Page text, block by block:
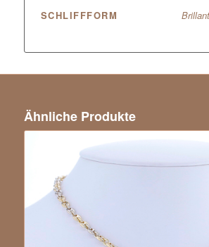
SCHLIFFFORM
Brillant
Ähnliche Produkte